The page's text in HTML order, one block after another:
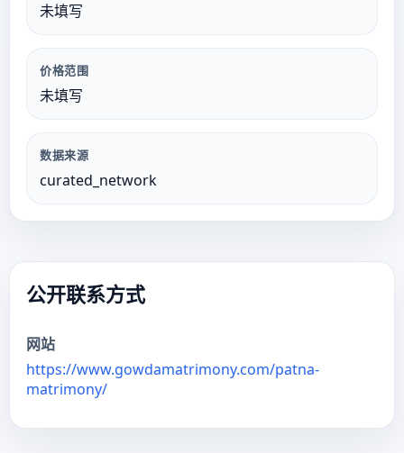
未填写
价格范围
未填写
数据来源
curated_network
公开联系方式
网站
https://www.gowdamatrimony.com/patna-
matrimony/